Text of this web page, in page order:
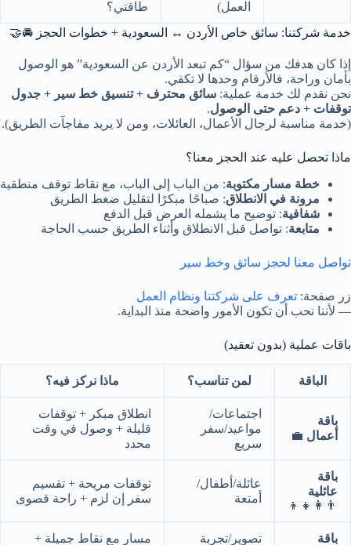
العمل)
طاقتي؟
خدمة شركتنا: سائق خاص الأردن ↔ السعودية + خطوات الحجز 🚘🤝
إذا كان هدفك من سؤال “كم تبعد الأردن عن السعودية” هو الوصول
بأمان وراحة، فالأرقام وحدها لا تكفي.
نحن نقدم لك خدمة عملية: سائق محترف + تنسيق خط سير + جدول
توقفات + دعم حتى الوصول.
(خدمة مناسبة لرجال الأعمال، العائلات، ومن لا يريد مفاجآت الطريق).
ماذا تحصل عليه عند الحجز معنا؟
خطة مسار مكتوبة: من الباب إلى الباب، مع نقاط توقف منطقية
مرونة في الانطلاق: صباحًا مبكرًا لتقليل ضغط الطريق
شفافية: توضيح ما يشمله العرض قبل الدفع
متابعة: تواصل قبل الانطلاق وأثناء الطريق حسب الحاجة
تواصل معنا لحجز سائق وخط سير
زر صفحة: تعرف على شركتنا ونظام العمل
— لأننا نحب أن تكون الأمور واضحة منذ البداية.
باقات عملية (بدون تعقيد)
الباقة لمن تناسب؟ ماذا نركز فيه؟
باقة
أعمال 💼
اجتماعات/
مواعيد/سفر
سريع
انطلاق مبكر + توقفات
قليلة + وصول في وقت
محدد
باقة
عائلية
👨‍👩‍👧‍👦
عائلة/أطفال/
أمتعة
توقفات مريحة + تقسيم
سفر إن لزم + راحة قصوى
باقة تصوير/تجربة مسار مع نقاط جميلة +